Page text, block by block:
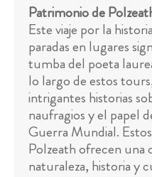
Patrimonio de
Este viaje por la
paradas en lugares
tumba del poeta
lo largo de estos
intrigantes historias
naufragios y el papel
Guerra Mundial.
Polzeath ofrecen una
naturaleza, historia y